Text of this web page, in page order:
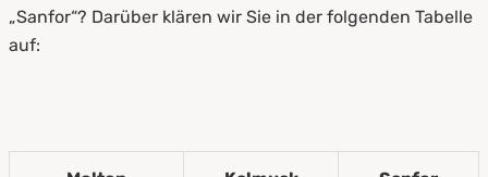
„Sanfor“? Darüber klären wir Sie in der folgenden Tabelle
auf: